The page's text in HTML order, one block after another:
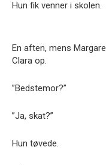
Hun fik venner i skolen.
En aften, mens
Clara op.
”Bedstemor?”
”Ja, skat?”
Hun tøvede.